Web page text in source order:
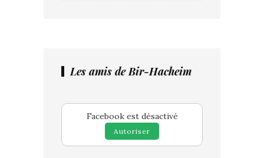
Les amis de Bir-Hacheim
Facebook est désactivé
Autoriser